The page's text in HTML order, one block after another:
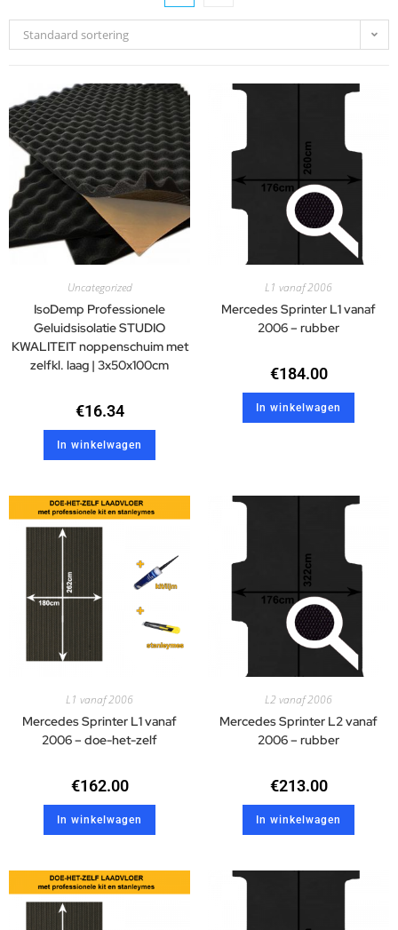
Standaard sortering
Uncategorized
IsoDemp Professionele
Geluidsisolatie STUDIO
KWALITEIT noppenschuim met
zelfkl. laag | 3x50x100cm
€16.34
In winkelwagen
L1 vanaf 2006
Mercedes Sprinter L1 vanaf
2006 – rubber
€184.00
In winkelwagen
L1 vanaf 2006
Mercedes Sprinter L1 vanaf
2006 – doe-het-zelf
€162.00
In winkelwagen
L2 vanaf 2006
Mercedes Sprinter L2 vanaf
2006 – rubber
€213.00
In winkelwagen